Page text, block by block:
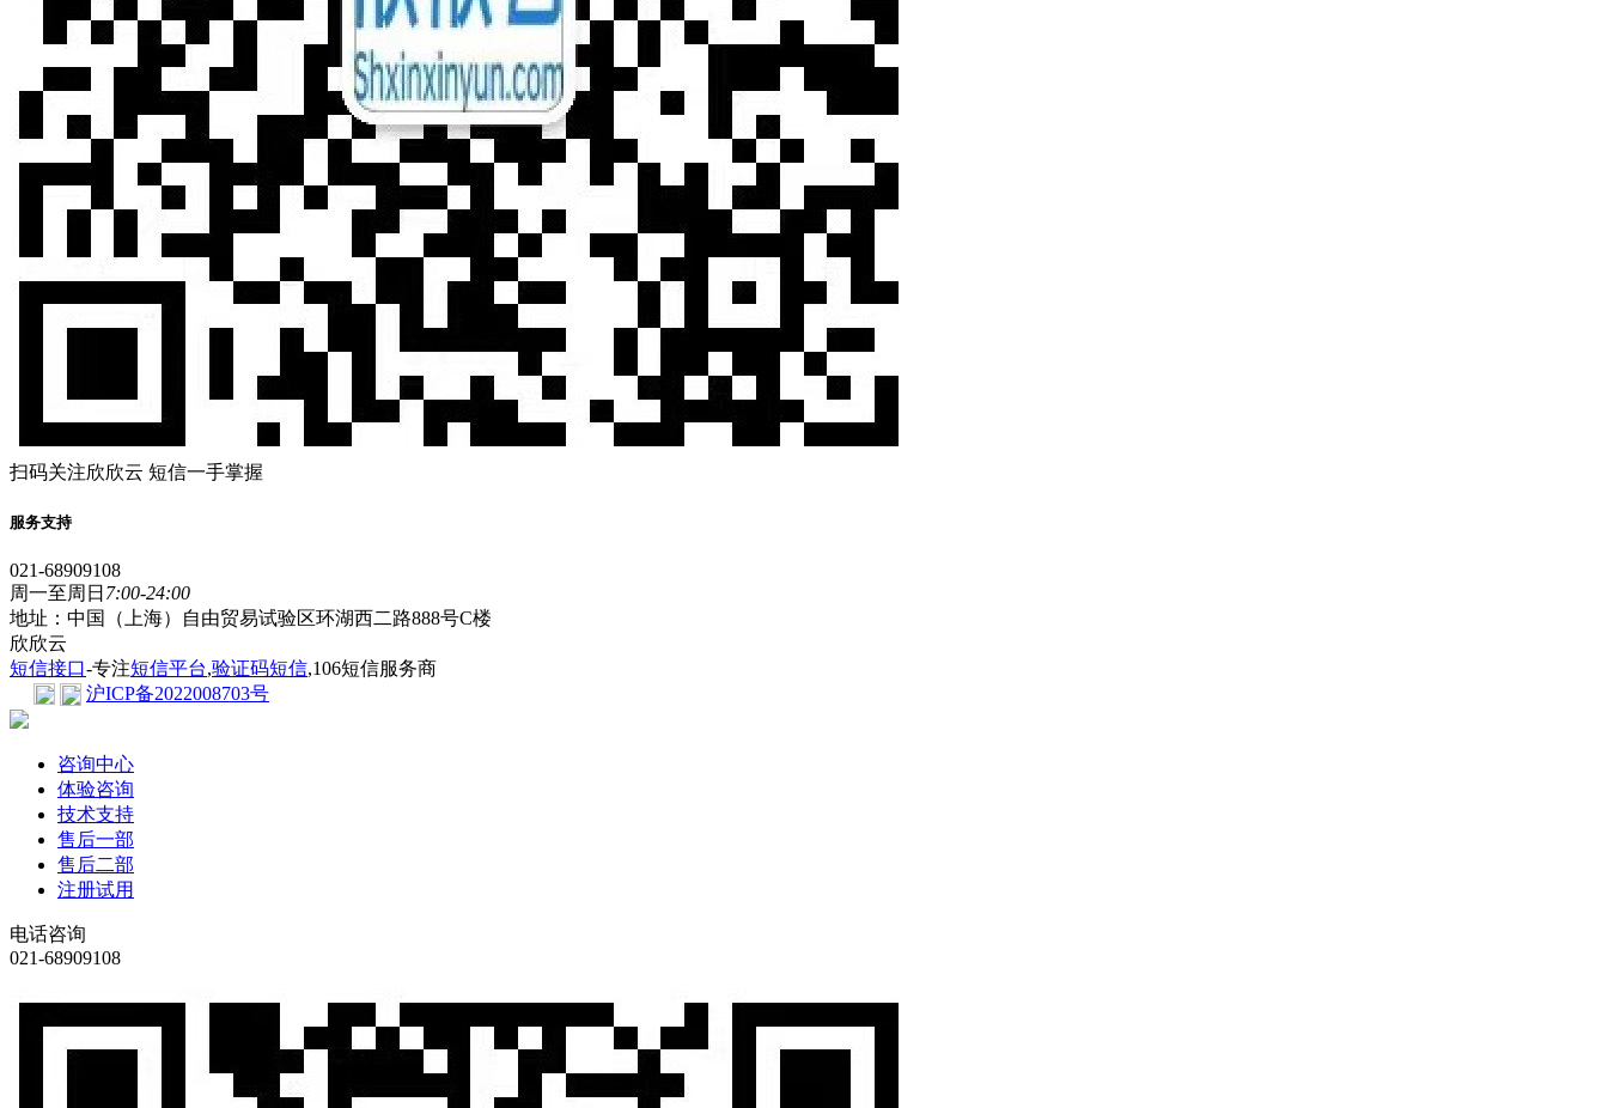
扫码关注欣欣云 短信一手掌握
服务支持
021-68909108
周一至周日 7:00-24:00
地址：中国（上海）自由贸易试验区环湖西二路888号C楼
欣欣云
短信接口-专注短信平台,验证码短信,106短信服务商
沪ICP备2022008703号
咨询中心
体验咨询
技术支持
售后一部
售后二部
注册试用
电话咨询
021-68909108